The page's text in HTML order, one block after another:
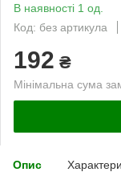
В наявності 1 од.
Код: без артикула
192 ₴
Мінімальна сума
Опис